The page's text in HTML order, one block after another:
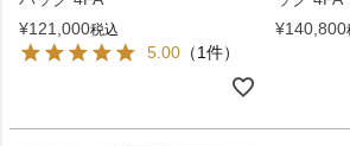
¥121,000税込
5.00 （1件）
¥140,800